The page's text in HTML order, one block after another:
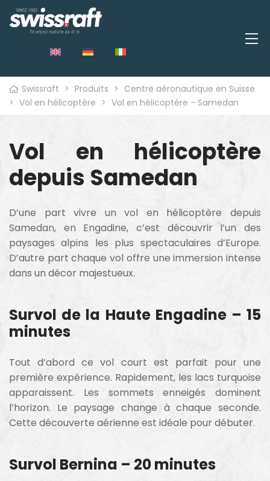
Swissraft > Produits > Centre aéronautique en Suisse
> Vol en hélicoptère > Vol en hélicoptère - Samedan
Vol en hélicoptère
depuis Samedan
D’une part vivre un vol en hélicoptère depuis
Samedan, en Engadine, c’est découvrir l’un des
paysages alpins les plus spectaculaires d’Europe.
D’autre part chaque vol offre une immersion intense
dans un décor majestueux.
Survol de la Haute Engadine – 15
minutes
Tout d’abord ce vol court est parfait pour une
première expérience. Rapidement, les lacs turquoise
apparaissent. Les sommets enneigés dominent
l’horizon. Le paysage change à chaque seconde.
Cette découverte aérienne est idéale pour débuter.
Survol Bernina – 20 minutes